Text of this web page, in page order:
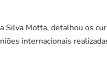
Silva Motta, detalhou os
internacionais